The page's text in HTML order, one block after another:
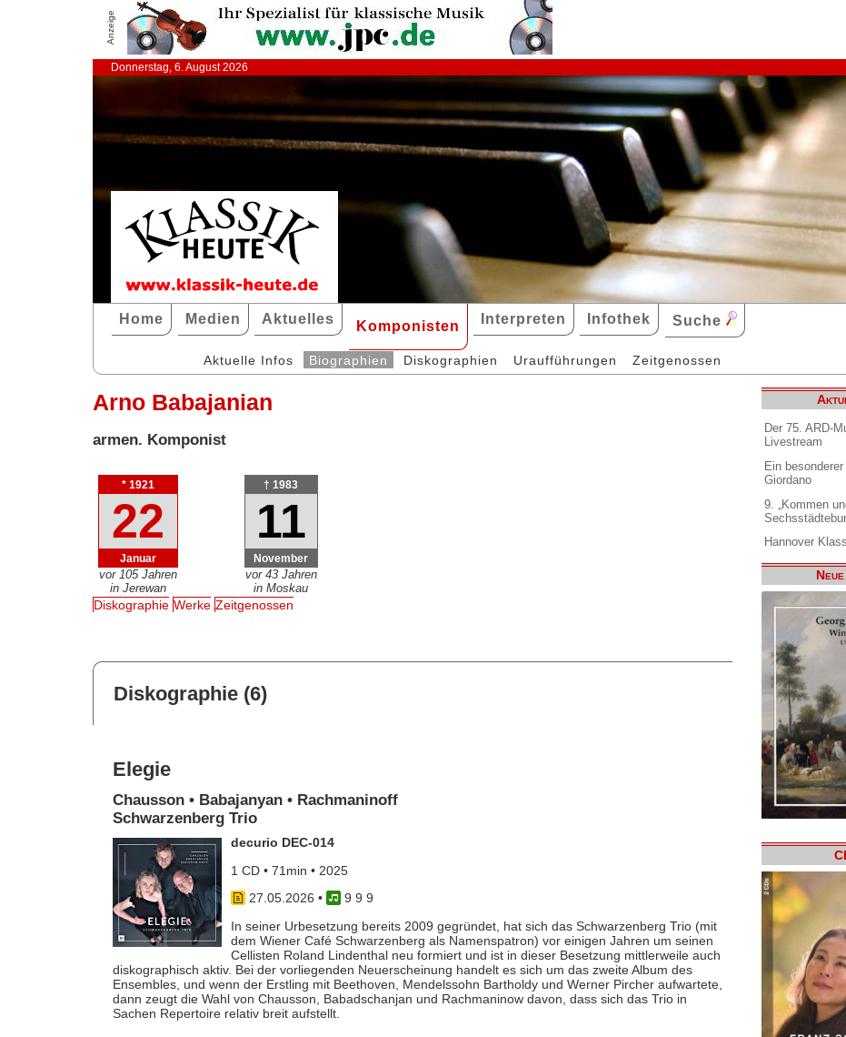
Anzeige
Donnerstag, 6. August 2026
Home Medien Aktuelles Komponisten Interpreten Infothek Suche
Aktuelle Infos Biographien Diskographien Uraufführungen Zeitgenossen
Arno Babajanian
armen. Komponist
* 1921
22
Januar
vor 105 Jahren
in Jerewan
† 1983
11
November
vor 43 Jahren
in Moskau
Diskographie Werke Zeitgenossen
Diskographie (6)
Elegie
Chausson • Babajanyan • Rachmaninoff
Schwarzenberg Trio
decurio DEC-014
1 CD • 71min • 2025
27.05.2026 •
9 9 9
In seiner Urbesetzung bereits 2009 gegründet, hat sich das Schwarzenberg Trio (mit
dem Wiener Café Schwarzenberg als Namenspatron) vor einigen Jahren um seinen
Cellisten Roland Lindenthal neu formiert und ist in dieser Besetzung mittlerweile auch
diskographisch aktiv. Bei der vorliegenden Neuerscheinung handelt es sich um das zweite Album des
Ensembles, und wenn der Erstling mit Beethoven, Mendelssohn Bartholdy und Werner Pircher aufwartete,
dann zeugt die Wahl von Chausson, Babadschanjan und Rachmaninow davon, dass sich das Trio in
Sachen Repertoire relativ breit aufstellt.
Der 75. ARD-
Livestream
Ein
Giordano
9. „Kommen
Hannover